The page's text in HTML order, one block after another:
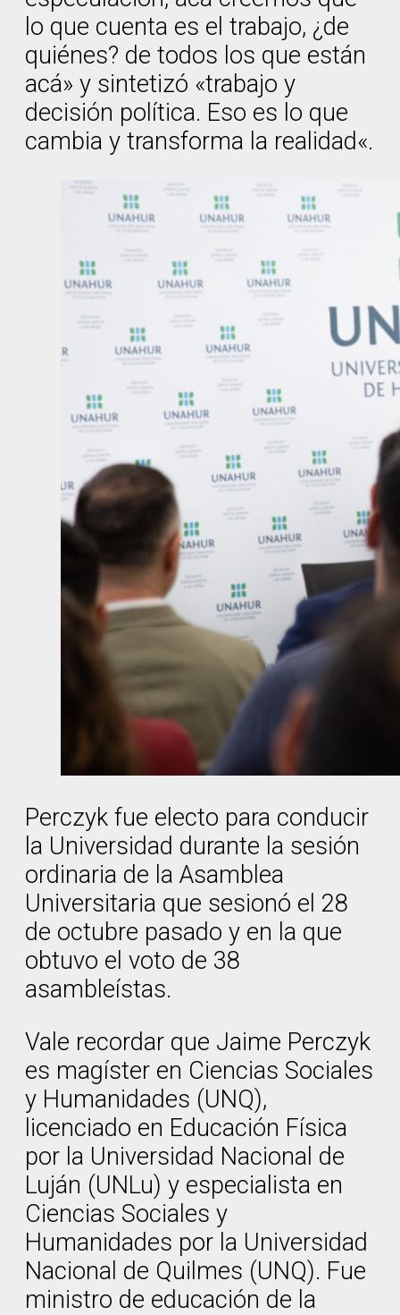
lo que cuenta es el trabajo, ¿de
quiénes? de todos los que están
acá» y sintetizó «trabajo y
decisión política. Eso es lo que
cambia y transforma la realidad«.
Perczyk fue electo para conducir
la Universidad durante la sesión
ordinaria de la Asamblea
Universitaria que sesionó el 28
de octubre pasado y en la que
obtuvo el voto de 38
asambleístas.
Vale recordar que Jaime Perczyk
es magíster en Ciencias Sociales
y Humanidades (UNQ),
licenciado en Educación Física
por la Universidad Nacional de
Luján (UNLu) y especialista en
Ciencias Sociales y
Humanidades por la Universidad
Nacional de Quilmes (UNQ). Fue
ministro de educación de la